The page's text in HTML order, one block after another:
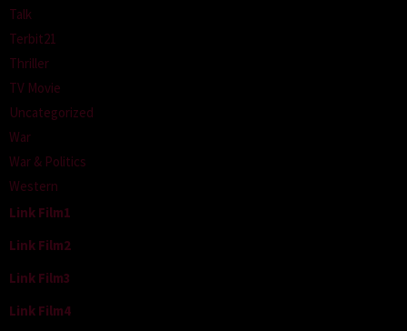
Talk
Terbit21
Thriller
TV Movie
Uncategorized
War
War & Politics
Western
Link Film1
Link Film2
Link Film3
Link Film4